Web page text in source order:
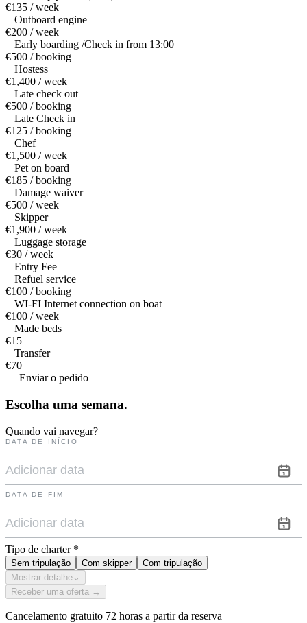
€135 / week
Outboard engine
€200 / week
Early boarding /Check in from 13:00
€500 / booking
Hostess
€1,400 / week
Late check out
€500 / booking
Late Check in
€125 / booking
Chef
€1,500 / week
Pet on board
€185 / booking
Damage waiver
€500 / week
Skipper
€1,900 / week
Luggage storage
€30 / week
Entry Fee
Refuel service
€100 / booking
WI-FI Internet connection on boat
€100 / week
Made beds
€15
Transfer
€70
— Enviar o pedido
Escolha uma semana.
Quando vai navegar?
DATA DE INÍCIO
DATA DE FIM
Tipo de charter *
Sem tripulação Com skipper
Com tripulação
Mostrar detalhe ⌄
Receber uma oferta →
Cancelamento gratuito 72 horas a partir da reserva